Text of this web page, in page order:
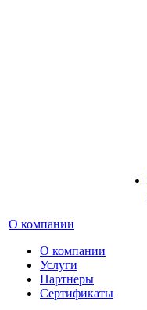
О компании
О компании
Услуги
Партнеры
Сертификаты